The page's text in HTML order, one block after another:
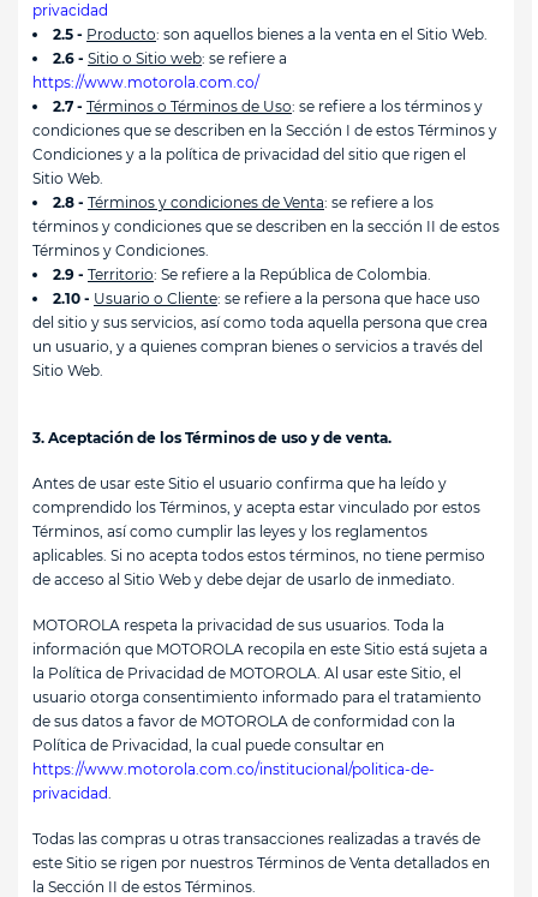
privacidad
2.5 - Producto: son aquellos bienes a la venta en el Sitio Web.
2.6 - Sitio o Sitio web: se refiere a
https://www.motorola.com.co/
2.7 - Términos o Términos de Uso: se refiere a los términos y
condiciones que se describen en la Sección I de estos Términos y
Condiciones y a la política de privacidad del sitio que rigen el
Sitio Web.
2.8 - Términos y condiciones de Venta: se refiere a los
términos y condiciones que se describen en la sección II de estos
Términos y Condiciones.
2.9 - Territorio: Se refiere a la República de Colombia.
2.10 - Usuario o Cliente: se refiere a la persona que hace uso
del sitio y sus servicios, así como toda aquella persona que crea
un usuario, y a quienes compran bienes o servicios a través del
Sitio Web.
3. Aceptación de los Términos de uso y de venta.
Antes de usar este Sitio el usuario confirma que ha leído y
comprendido los Términos, y acepta estar vinculado por estos
Términos, así como cumplir las leyes y los reglamentos
aplicables. Si no acepta todos estos términos, no tiene permiso
de acceso al Sitio Web y debe dejar de usarlo de inmediato.
MOTOROLA respeta la privacidad de sus usuarios. Toda la
información que MOTOROLA recopila en este Sitio está sujeta a
la Política de Privacidad de MOTOROLA. Al usar este Sitio, el
usuario otorga consentimiento informado para el tratamiento
de sus datos a favor de MOTOROLA de conformidad con la
Política de Privacidad, la cual puede consultar en
https://www.motorola.com.co/institucional/politica-de-
privacidad.
Todas las compras u otras transacciones realizadas a través de
este Sitio se rigen por nuestros Términos de Venta detallados en
la Sección II de estos Términos.